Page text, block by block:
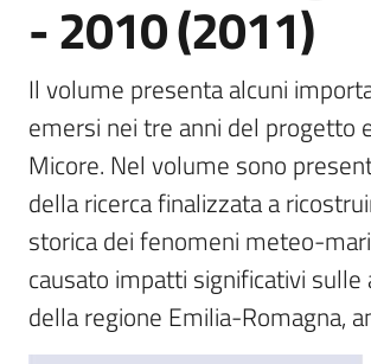
e
dati
Divulgazione
Seguici
su
- 2010 (2011)
Il volume presenta alcuni
emersi nei tre anni del progetto
Micore. Nel volume sono
della ricerca finalizzata a
storica dei fenomeni meteo-
causato impatti significativi sulle
della regione Emilia-Romagna,